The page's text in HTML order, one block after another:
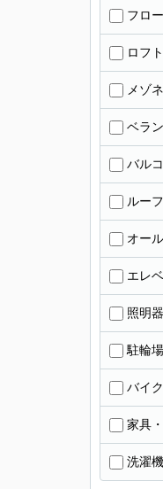
フロ
ロフ
メゾ
ベラ
バル
ルー
オー
エレ
照明
駐輪場
バイ
家具
洗濯